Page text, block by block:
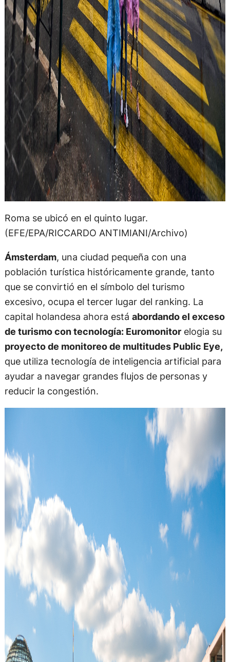
Roma se ubicó en el quinto lugar.
(EFE/EPA/RICCARDO ANTIMIANI/Archivo)
Ámsterdam, una ciudad pequeña con una
población turística históricamente grande, tanto
que se convirtió en el símbolo del turismo
excesivo, ocupa el tercer lugar del ranking. La
capital holandesa ahora está abordando el exceso
de turismo con tecnología: Euromonitorelogia su
proyecto de monitoreo de multitudes Public Eye,
que utiliza tecnología de inteligencia artificial para
ayudar a navegar grandes flujos de personas y
reducir la congestión.